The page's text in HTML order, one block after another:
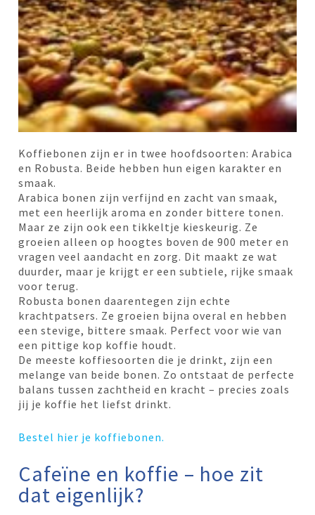
Koffiebonen zijn er in twee hoofdsoorten: Arabica
en Robusta. Beide hebben hun eigen karakter en
smaak.
Arabica bonen zijn verfijnd en zacht van smaak,
met een heerlijk aroma en zonder bittere tonen.
Maar ze zijn ook een tikkeltje kieskeurig. Ze
groeien alleen op hoogtes boven de 900 meter en
vragen veel aandacht en zorg. Dit maakt ze wat
duurder, maar je krijgt er een subtiele, rijke smaak
voor terug.
Robusta bonen daarentegen zijn echte
krachtpatsers. Ze groeien bijna overal en hebben
een stevige, bittere smaak. Perfect voor wie van
een pittige kop koffie houdt.
De meeste koffiesoorten die je drinkt, zijn een
melange van beide bonen. Zo ontstaat de perfecte
balans tussen zachtheid en kracht – precies zoals
jij je koffie het liefst drinkt.
Bestel hier je koffiebonen.
Cafeïne en koffie – hoe zit
dat eigenlijk?